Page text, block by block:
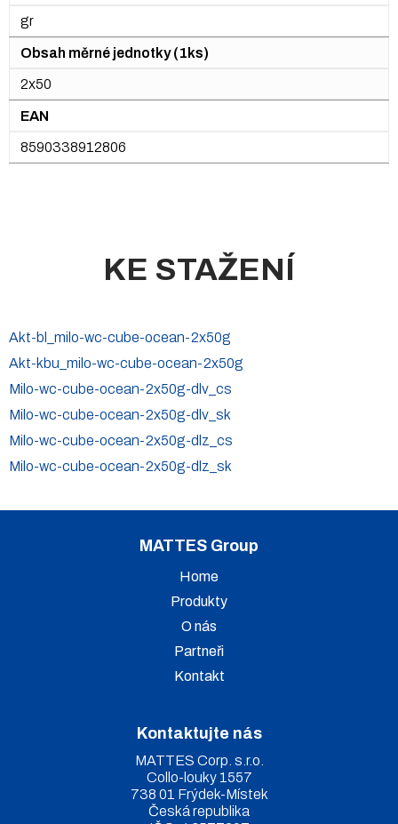
gr
Obsah měrné jednotky (1ks)
2x50
EAN
8590338912806
KE STAŽENÍ
Akt-bl_milo-wc-cube-ocean-2x50g
Akt-kbu_milo-wc-cube-ocean-2x50g
Milo-wc-cube-ocean-2x50g-dlv_cs
Milo-wc-cube-ocean-2x50g-dlv_sk
Milo-wc-cube-ocean-2x50g-dlz_cs
Milo-wc-cube-ocean-2x50g-dlz_sk
MATTES Group
Home
Produkty
O nás
Partneři
Kontakt
Kontaktujte nás
MATTES Corp. s.r.o.
Collo-louky 1557
738 01 Frýdek-Místek
Česká republika